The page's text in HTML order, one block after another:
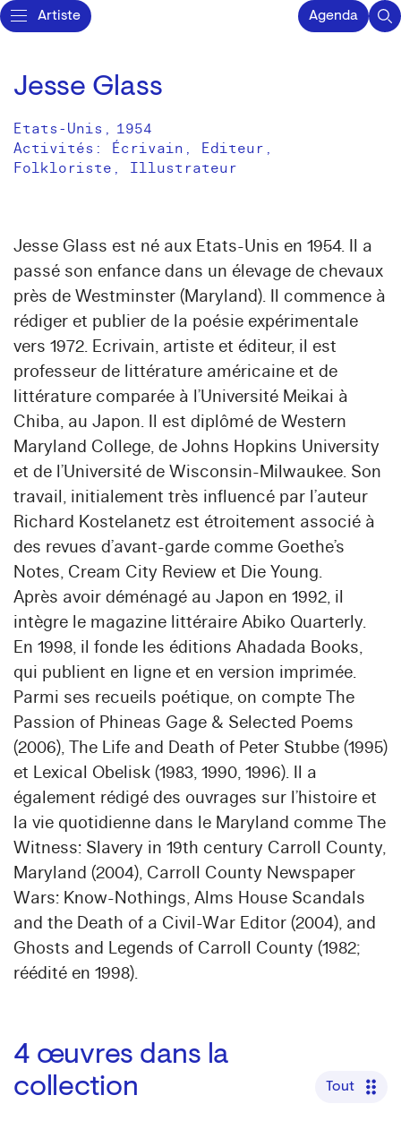
Artiste Agenda
Jesse Glass
Etats-Unis , 1954
Activités: Écrivain
Editeur
Folkloriste
Illustrateur
Jesse Glass est né aux Etats-Unis en 1954. Il a
passé son enfance dans un élevage de chevaux
près de Westminster (Maryland). Il commence à
rédiger et publier de la poésie expérimentale
vers 1972. Ecrivain, artiste et éditeur, il est
professeur de littérature américaine et de
littérature comparée à l’Université Meikai à
Chiba, au Japon. Il est diplômé de Western
Maryland College, de Johns Hopkins University
et de l’Université de Wisconsin-Milwaukee. Son
travail, initialement très influencé par l’auteur
Richard Kostelanetz est étroitement associé à
des revues d’avant-garde comme Goethe’s
Notes, Cream City Review et Die Young.
Après avoir déménagé au Japon en 1992, il
intègre le magazine littéraire Abiko Quarterly.
En 1998, il fonde les éditions Ahadada Books,
qui publient en ligne et en version imprimée.
Parmi ses recueils poétique, on compte The
Passion of Phineas Gage & Selected Poems
(2006), The Life and Death of Peter Stubbe (1995)
et Lexical Obelisk (1983, 1990, 1996). Il a
également rédigé des ouvrages sur l’histoire et
la vie quotidienne dans le Maryland comme The
Witness: Slavery in 19th century Carroll County,
Maryland (2004), Carroll County Newspaper
Wars: Know-Nothings, Alms House Scandals
and the Death of a Civil-War Editor (2004), and
Ghosts and Legends of Carroll County (1982;
réédité en 1998).
4 œuvres dans la
collection
Tout